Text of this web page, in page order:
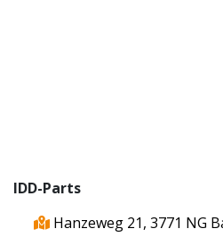
IDD-Parts
Hanzeweg 21, 3771 NG